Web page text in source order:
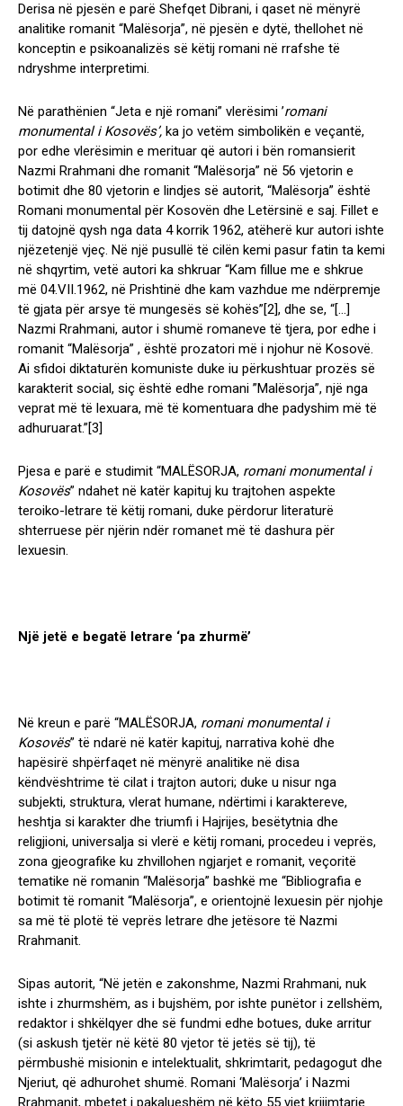
Derisa në pjesën e parë Shefqet Dibrani, i qaset në mënyrë
analitike romanit “Malësorja”, në pjesën e dytë, thellohet në
konceptin e psikoanalizës së këtij romani në rrafshe të
ndryshme interpretimi.
Në parathënien “Jeta e një romani” vlerësimi ’romani
monumental i Kosovës’, ka jo vetëm simbolikën e veçantë,
por edhe vlerësimin e merituar që autori i bën romansierit
Nazmi Rrahmani dhe romanit “Malësorja” në 56 vjetorin e
botimit dhe 80 vjetorin e lindjes së autorit, “Malësorja” është
Romani monumental për Kosovën dhe Letërsinë e saj. Fillet e
tij datojnë qysh nga data 4 korrik 1962, atëherë kur autori ishte
njëzetenjë vjeç. Në një pusullë të cilën kemi pasur fatin ta kemi
në shqyrtim, vetë autori ka shkruar “Kam fillue me e shkrue
më 04.VII.1962, në Prishtinë dhe kam vazhdue me ndërpremje
të gjata për arsye të mungesës së kohës”[2], dhe se, “[…]
Nazmi Rrahmani, autor i shumë romaneve të tjera, por edhe i
romanit “Malësorja” , është prozatori më i njohur në Kosovë.
Ai sfidoi diktaturën komuniste duke iu përkushtuar prozës së
karakterit social, siç është edhe romani ”Malësorja”, një nga
veprat më të lexuara, më të komentuara dhe padyshim më të
adhuruarat.”[3]
Pjesa e parë e studimit “MALËSORJA, romani monumental i
Kosovës” ndahet në katër kapituj ku trajtohen aspekte
teroiko-letrare të këtij romani, duke përdorur literaturë
shterruese për njërin ndër romanet më të dashura për
lexuesin.
Një jetë e begatë letrare ‘pa zhurmë’
Në kreun e parë “MALËSORJA, romani monumental i
Kosovës” të ndarë në katër kapituj, narrativa kohë dhe
hapësirë shpërfaqet në mënyrë analitike në disa
këndvështrime të cilat i trajton autori; duke u nisur nga
subjekti, struktura, vlerat humane, ndërtimi i karaktereve,
heshtja si karakter dhe triumfi i Hajrijes, besëtytnia dhe
religjioni, universalja si vlerë e këtij romani, procedeu i veprës,
zona gjeografike ku zhvillohen ngjarjet e romanit, veçoritë
tematike në romanin “Malësorja” bashkë me “Bibliografia e
botimit të romanit “Malësorja”, e orientojnë lexuesin për njohje
sa më të plotë të veprës letrare dhe jetësore të Nazmi
Rrahmanit.
Sipas autorit, “Në jetën e zakonshme, Nazmi Rrahmani, nuk
ishte i zhurmshëm, as i bujshëm, por ishte punëtor i zellshëm,
redaktor i shkëlqyer dhe së fundmi edhe botues, duke arritur
(si askush tjetër në këtë 80 vjetor të jetës së tij), të
përmbushë misionin e intelektualit, shkrimtarit, pedagogut dhe
Njeriut, që adhurohet shumë. Romani ‘Malësorja’ i Nazmi
Rrahmanit, mbetet i pakalueshëm në këto 55 vjet krijimtarie